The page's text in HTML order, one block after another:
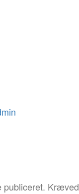
publiceret.